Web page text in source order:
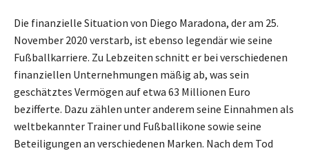
Die finanzielle Situation von Diego Maradona, der am 25.
November 2020 verstarb, ist ebenso legendär wie seine
Fußballkarriere. Zu Lebzeiten schnitt er bei verschiedenen
finanziellen Unternehmungen mäßig ab, was sein
geschätztes Vermögen auf etwa 63 Millionen Euro
bezifferte. Dazu zählen unter anderem seine Einnahmen als
weltbekannter Trainer und Fußballikone sowie seine
Beteiligungen an verschiedenen Marken. Nach dem Tod